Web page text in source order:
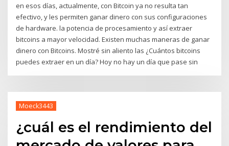
en esos días, actualmente, con Bitcoin ya no resulta tan
efectivo, y les permiten ganar dinero con sus configuraciones
de hardware. la potencia de procesamiento y así extraer
bitcoins a mayor velocidad. Existen muchas maneras de ganar
dinero con Bitcoins. Mostré sin aliento las ¿Cuántos bitcoins
puedes extraer en un día? Hoy no hay un día que pase sin
Moeck3443
¿cuál es el rendimiento del